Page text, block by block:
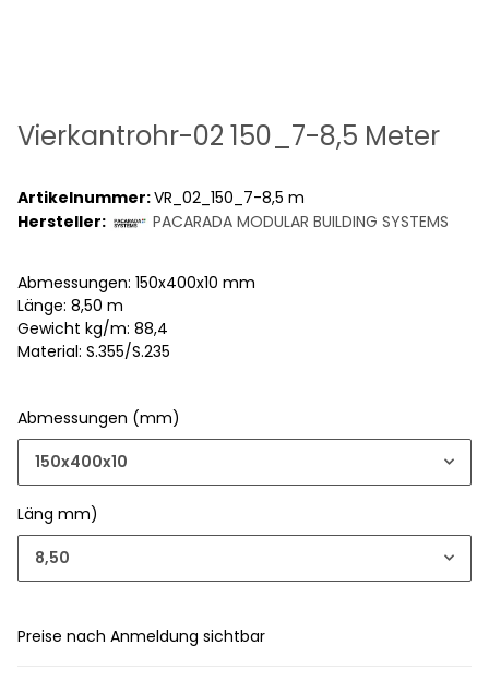
Vierkantrohr-02 150_7-8,5 Meter
Artikelnummer:VR_02_150_7-8,5 m
Hersteller:
PACARADA MODULAR BUILDING SYSTEMS
Abmessungen: 150x400x10 mm
Länge: 8,50 m
Gewicht kg/m: 88,4
Material: S.355/S.235
Abmessungen (mm)
150x400x10
Läng mm)
8,50
Preise nach Anmeldung sichtbar